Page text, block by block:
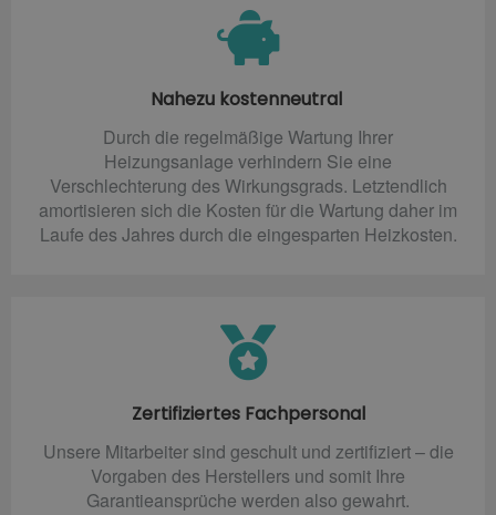
Nahezu kostenneutral
Durch die regelmäßige Wartung Ihrer
Heizungsanlage verhindern Sie eine
Verschlechterung des Wirkungsgrads. Letztendlich
amortisieren sich die Kosten für die Wartung daher im
Laufe des Jahres durch die eingesparten Heizkosten.
Zertifiziertes Fachpersonal
Unsere Mitarbeiter sind geschult und zertifiziert – die
Vorgaben des Herstellers und somit Ihre
Garantieansprüche werden also gewahrt.